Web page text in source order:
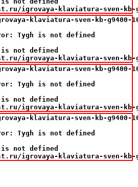
igrovaya-klaviatura-sven-
klaviatura-sven-kb-g9400-
Tygh is not defined
is not defined
igrovaya-klaviatura-sven-
klaviatura-sven-kb-g9400-
Tygh is not defined
is not defined
igrovaya-klaviatura-sven-
klaviatura-sven-kb-g9400-
Tygh is not defined
is not defined
igrovaya-klaviatura-sven-